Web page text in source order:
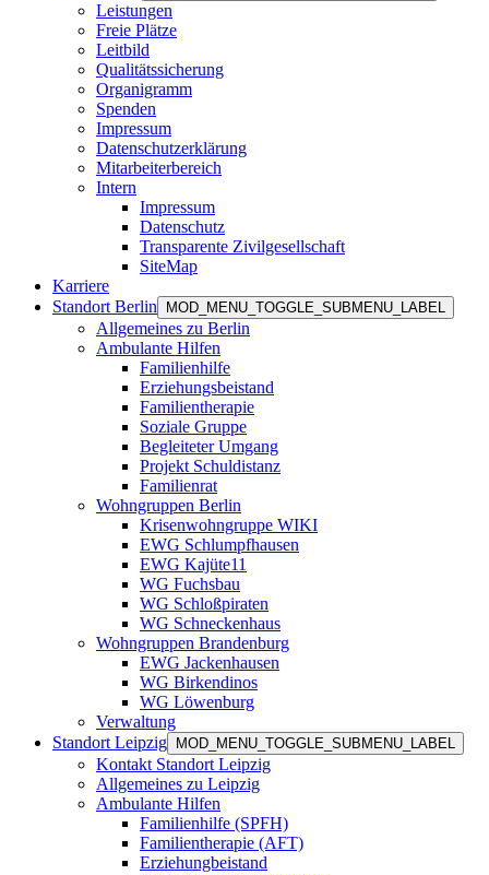
Leistungen
Freie Plätze
Leitbild
Qualitätssicherung
Organigramm
Spenden
Impressum
Datenschutzerklärung
Mitarbeiterbereich
Intern
Impressum
Datenschutz
Transparente Zivilgesellschaft
SiteMap
Karriere
Standort Berlin
MOD_MENU_TOGGLE_SUBMENU_LABEL
Allgemeines zu Berlin
Ambulante Hilfen
Familienhilfe
Erziehungsbeistand
Familientherapie
Soziale Gruppe
Begleiteter Umgang
Projekt Schuldistanz
Familienrat
Wohngruppen Berlin
Krisenwohngruppe WIKI
EWG Schlumpfhausen
EWG Kajüte11
WG Fuchsbau
WG Schloßpiraten
WG Schneckenhaus
Wohngruppen Brandenburg
EWG Jackenhausen
WG Birkendinos
WG Löwenburg
Verwaltung
Standort Leipzig
MOD_MENU_TOGGLE_SUBMENU_LABEL
Kontakt Standort Leipzig
Allgemeines zu Leipzig
Ambulante Hilfen
Familienhilfe (SPFH)
Familientherapie (AFT)
Erziehungbeistand